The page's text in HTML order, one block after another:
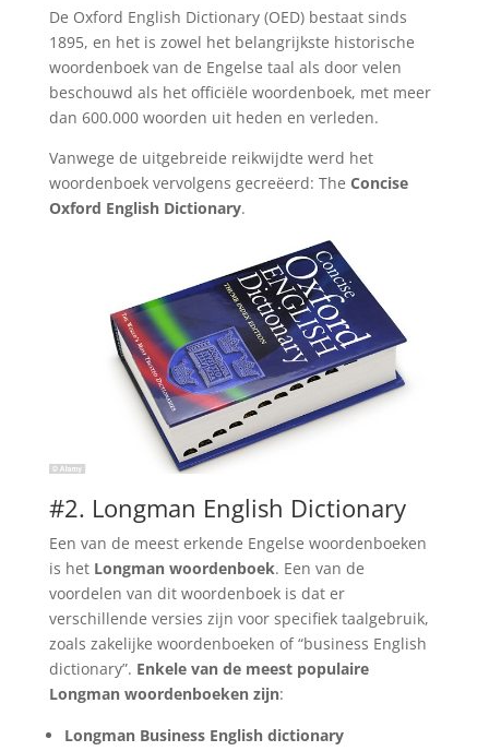
De Oxford English Dictionary (OED) bestaat sinds
1895, en het is zowel het belangrijkste historische
woordenboek van de Engelse taal als door velen
beschouwd als het officiële woordenboek, met meer
dan 600.000 woorden uit heden en verleden.
Vanwege de uitgebreide reikwijdte werd het
woordenboek vervolgens gecreëerd: The Concise
Oxford English Dictionary.
#2. Longman English Dictionary
Een van de meest erkende Engelse woordenboeken
is het Longman woordenboek. Een van de
voordelen van dit woordenboek is dat er
verschillende versies zijn voor specifiek taalgebruik,
zoals zakelijke woordenboeken of “business English
dictionary”. Enkele van de meest populaire
Longman woordenboeken zijn:
Longman Business English dictionary